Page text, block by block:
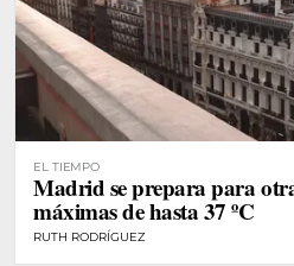
EL TIEMPO
Madrid se prepara para
máximas de hasta 37 ºC
RUTH RODRÍGUEZ